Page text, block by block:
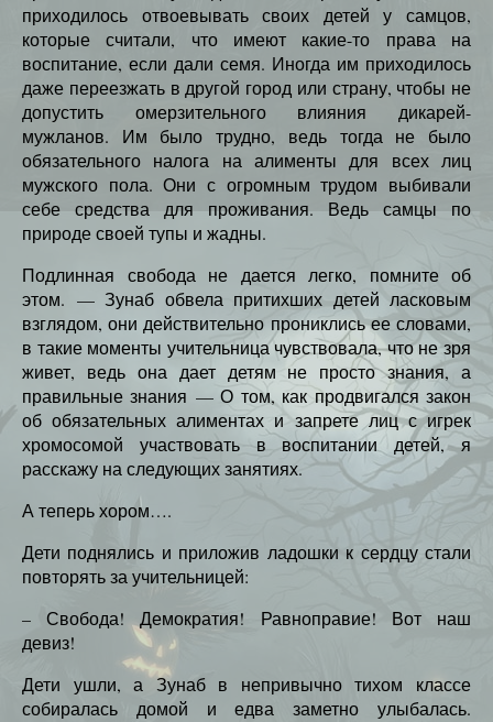
приходилось отвоевывать своих детей у самцов,
которые считали, что имеют какие-то права на
воспитание, если дали семя. Иногда им приходилось
даже переезжать в другой город или страну, чтобы не
допустить омерзительного влияния дикарей-
мужланов. Им было трудно, ведь тогда не было
обязательного налога на алименты для всех лиц
мужского пола. Они с огромным трудом выбивали
себе средства для проживания. Ведь самцы по
природе своей тупы и жадны.
Подлинная свобода не дается легко, помните об
этом. — Зунаб обвела притихших детей ласковым
взглядом, они действительно прониклись ее словами,
в такие моменты учительница чувствовала, что не зря
живет, ведь она дает детям не просто знания, а
правильные знания — О том, как продвигался закон
об обязательных алиментах и запрете лиц с игрек
хромосомой участвовать в воспитании детей, я
расскажу на следующих занятиях.
А теперь хором….
Дети поднялись и приложив ладошки к сердцу стали
повторять за учительницей:
– Свобода! Демократия! Равноправие! Вот наш
девиз!
Дети ушли, а Зунаб в непривычно тихом классе
собиралась домой и едва заметно улыбалась.